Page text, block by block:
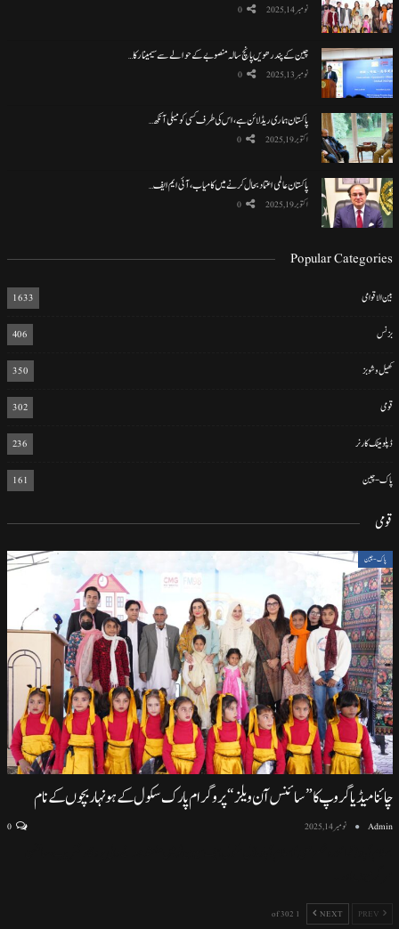
نومبر 14, 2025 0
چین کے پندرھویں پانچ سالہ منصوبے کے حوالے سے سیمینار کا…
نومبر 13, 2025 0
پاکستان ہماری ریڈ لائن ہے، اس کی طرف کسی کو میلی آنکھ…
اکتوبر 19, 2025 0
پاکستان عالمی اعتماد بحال کرنے میں کامیاب، آئی ایم ایف…
اکتوبر 19, 2025 0
Popular Categories
بین الاقوامی 1633
بزنس 406
کھیل و شوبز 350
قومی 302
ڈپلومیٹک کارنر 236
پاک-چین 161
قومی
پاک-چین
چائنا میڈیا گروپ کا ”سائنس آن ویلز“ پروگرام پارک سکول کے ہونہار بچوں کے نام
Admin نومبر 14, 2025 0
NEXT
1 of 302